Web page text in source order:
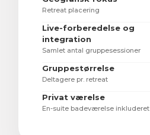
Retreat placering
Live-forberedelse og
integration
Samlet antal gruppesessioner
Gruppestørrelse
Deltagere pr. retreat
Privat værelse
En-suite badeværelse inkluderet